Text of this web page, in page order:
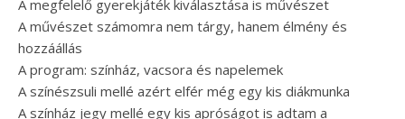
A megfelelő gyerekjáték kiválasztása is művészet
A művészet számomra nem tárgy, hanem élmény és
hozzáállás
A program: színház, vacsora és napelemek
A színészsuli mellé azért elfér még egy kis diákmunka
A színház jegy mellé egy kis apróságot is adtam a